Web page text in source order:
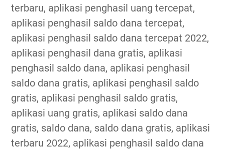
terbaru, aplikasi penghasil uang tercepat,
aplikasi penghasil saldo dana tercepat,
aplikasi penghasil saldo dana tercepat 2022,
aplikasi penghasil dana gratis, aplikasi
penghasil saldo dana, aplikasi penghasil
saldo dana gratis, aplikasi penghasil saldo
gratis, aplikasi penghasil saldo gratis,
aplikasi uang gratis, aplikasi saldo dana
gratis, saldo dana, saldo dana gratis, aplikasi
terbaru 2022, aplikasi penghasil saldo dana